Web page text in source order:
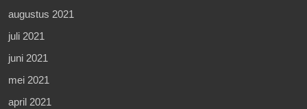
augustus 2021
juli 2021
juni 2021
mei 2021
april 2021